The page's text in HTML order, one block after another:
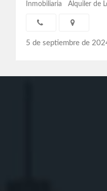
Inmobiliaria Alquiler de
5 de septiembre de